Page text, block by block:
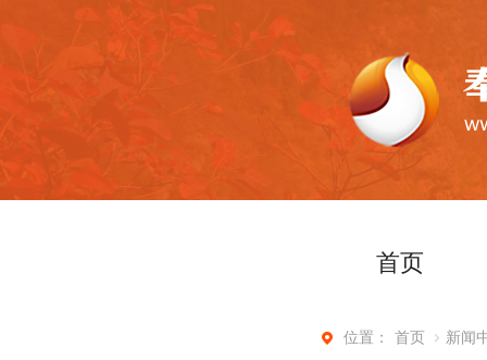
首页
位置： 首页 新闻